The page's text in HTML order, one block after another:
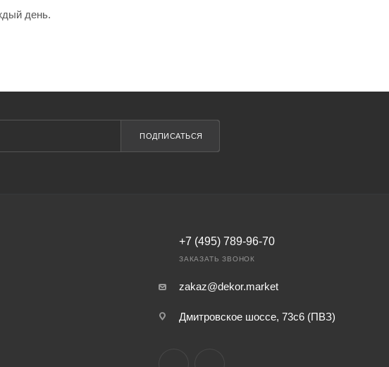
день.
ПОДПИСАТЬСЯ
+7 (495) 789-96-70
ЗАКАЗАТЬ ЗВОНОК
zakaz@dekor.market
Дмитровское шоссе, 73с6 (ПВЗ)